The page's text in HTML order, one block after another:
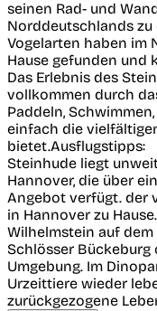
seinen Rad- und
Norddeutschlands
Vogelarten haben im
Hause gefunden und
Das Erlebnis des
vollkommen durch
Paddeln,
einfach die
bietet.Ausflugstipps:
Steinhude liegt
Hannover, die über
Angebot verfügt. der
in Hannover zu
Wilhelmstein auf
Schlösser
Umgebung. Im
Urzeittiere wieder
zurückgezogene